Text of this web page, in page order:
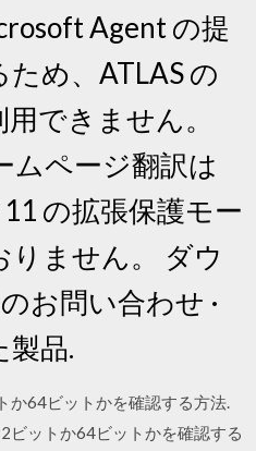
Agent の提
め、ATLAS の
できません。
ムページ翻訳は
の拡張保護モー
りません。 ダウ
お問い合わせ ·
製品.
か64ビットかを確認する方法.
ビットか64ビットかを確認する